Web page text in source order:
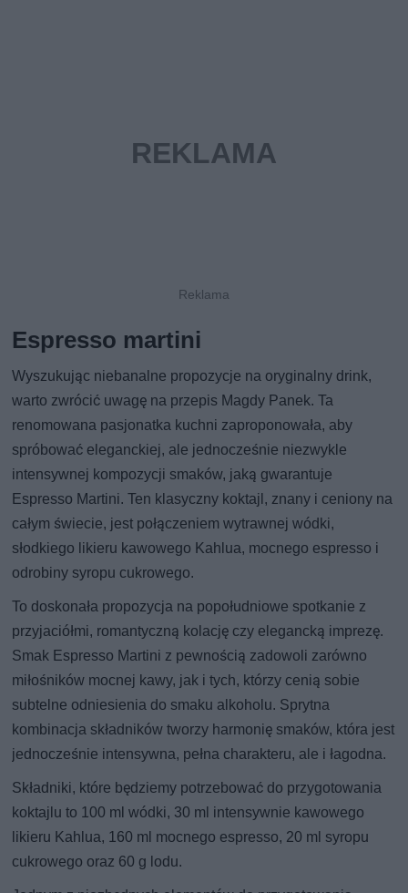
Espresso martini
Wyszukując niebanalne propozycje na oryginalny drink,
warto zwrócić uwagę na przepis Magdy Panek. Ta
renomowana pasjonatka kuchni zaproponowała, aby
spróbować eleganckiej, ale jednocześnie niezwykle
intensywnej kompozycji smaków, jaką gwarantuje
Espresso Martini. Ten klasyczny koktajl, znany i ceniony na
całym świecie, jest połączeniem wytrawnej wódki,
słodkiego likieru kawowego Kahlua, mocnego espresso i
odrobiny syropu cukrowego.
To doskonała propozycja na popołudniowe spotkanie z
przyjaciółmi, romantyczną kolację czy elegancką imprezę.
Smak Espresso Martini z pewnością zadowoli zarówno
miłośników mocnej kawy, jak i tych, którzy cenią sobie
subtelne odniesienia do smaku alkoholu. Sprytna
kombinacja składników tworzy harmonię smaków, która jest
jednocześnie intensywna, pełna charakteru, ale i łagodna.
Składniki, które będziemy potrzebować do przygotowania
koktajlu to 100 ml wódki, 30 ml intensywnie kawowego
likieru Kahlua, 160 ml mocnego espresso, 20 ml syropu
cukrowego oraz 60 g lodu.